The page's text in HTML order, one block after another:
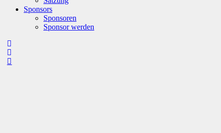
Sponsors
Sponsoren
Sponsor werden